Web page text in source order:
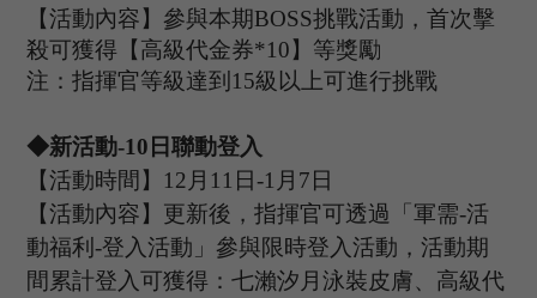
【活動內容】參與本期BOSS挑戰活動，首次擊
殺可獲得【高級代金券*10】等獎勵
注：指揮官等級達到 15級以上可進行挑戰
◆新活動-10 日聯動登入
【活動時間】 12 月 11 日-1 月 7日
【活動內容】更新後，指揮官可透過
「軍需-活
動福利-登入活動 」 參與限時登入活動，活動期
間累計登入可獲得：七瀨汐月泳裝皮膚、高級代